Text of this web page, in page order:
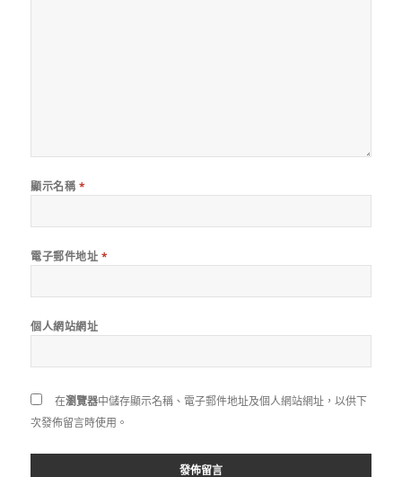
顯示名稱 *
電子郵件地址 *
個人網站網址
在瀏覽器中儲存顯示名稱、電子郵件地址及個人網站網址，以供下
次發佈留言時使用。